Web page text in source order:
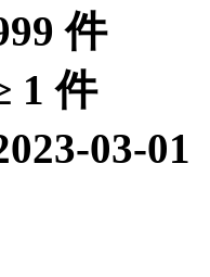
件
1 件
03-01